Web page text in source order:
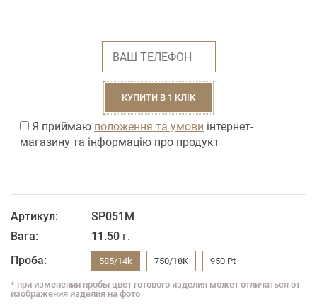
КУПИТИ В 1 КЛІК
Я приймаю положення та умови інтернет-
магазину та інформацію про продукт
Артикул:
SP051M
Вага:
11.50 г.
Проба:
585/14k 750/18K 950 Pt
* при изменении пробы цвет готового изделия может отличаться от
изображения изделия на фото